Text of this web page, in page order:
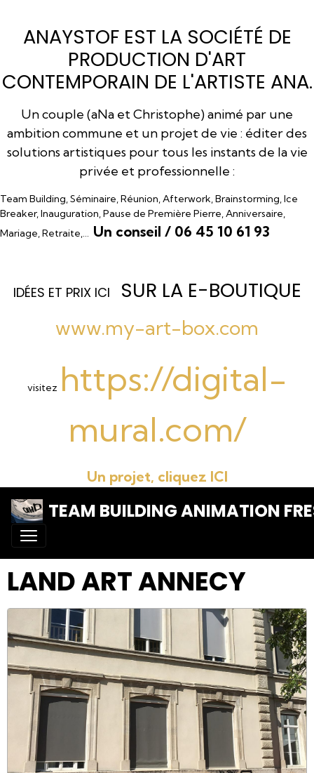
ANAYSTOF EST LA SOCIÉTÉ DE
PRODUCTION D'ART
CONTEMPORAIN DE L'ARTISTE ANA.
Un couple (aNa et Christophe) animé par une
ambition commune et un projet de vie : éditer des
solutions artistiques pour tous les instants de la vie
privée et professionnelle :
Team Building, Séminaire, Réunion, Afterwork, Brainstorming, Ice
Breaker, Inauguration, Pause de Première Pierre, Anniversaire,
Mariage, Retraite,… Un conseil / 06 45 10 61 93
IDÉES ET PRIX ICI SUR LA E-BOUTIQUE
www.my-art-box.com
visitez https://digital-
mural.com/
Un projet, cliquez ICI
TEAM BUILDING ANIMATION
LAND ART ANNECY